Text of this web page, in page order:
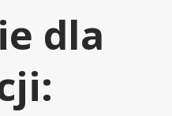
dla